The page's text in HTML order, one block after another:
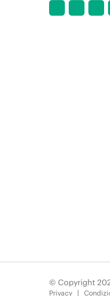
© Copyright
Privacy